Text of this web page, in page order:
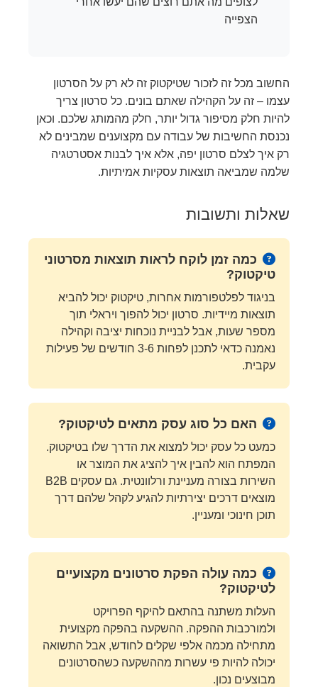
הצפייה
החשוב מכל זה לזכור שטיקטוק זה לא רק על הסרטון
עצמו – זה על הקהילה שאתם בונים. כל סרטון צריך
להיות חלק מסיפור גדול יותר, חלק מהמותג שלכם. וכאן
נכנסת החשיבות של עבודה עם מקצוענים שמבינים לא
רק איך לצלם סרטון יפה, אלא איך לבנות אסטרטגיה
שלמה שמביאה תוצאות עסקיות אמיתיות.
שאלות ותשובות
כמה זמן לוקח לראות תוצאות מסרטוני
טיקטוק?
בניגוד לפלטפורמות אחרות, טיקטוק יכול להביא
תוצאות מיידיות. סרטון יכול להפוך ויראלי תוך
מספר שעות, אבל לבניית נוכחות יציבה וקהילה
נאמנה כדאי לתכנן לפחות 3-6 חודשים של פעילות
עקבית.
האם כל סוג עסק מתאים לטיקטוק?
כמעט כל עסק יכול למצוא את הדרך שלו בטיקטוק.
המפתח הוא להבין איך להציג את המוצר או
השירות בצורה מעניינת ורלוונטית. גם עסקים B2B
מוצאים דרכים יצירתיות להגיע לקהל שלהם דרך
תוכן חינוכי ומעניין.
כמה עולה הפקת סרטונים מקצועיים
לטיקטוק?
העלות משתנה בהתאם להיקף הפרויקט
ולמורכבות ההפקה. ההשקעה בהפקה מקצועית
מתחילה מכמה אלפי שקלים לחודש, אבל התשואה
יכולה להיות פי עשרות מההשקעה כשהסרטונים
מבוצעים נכון.